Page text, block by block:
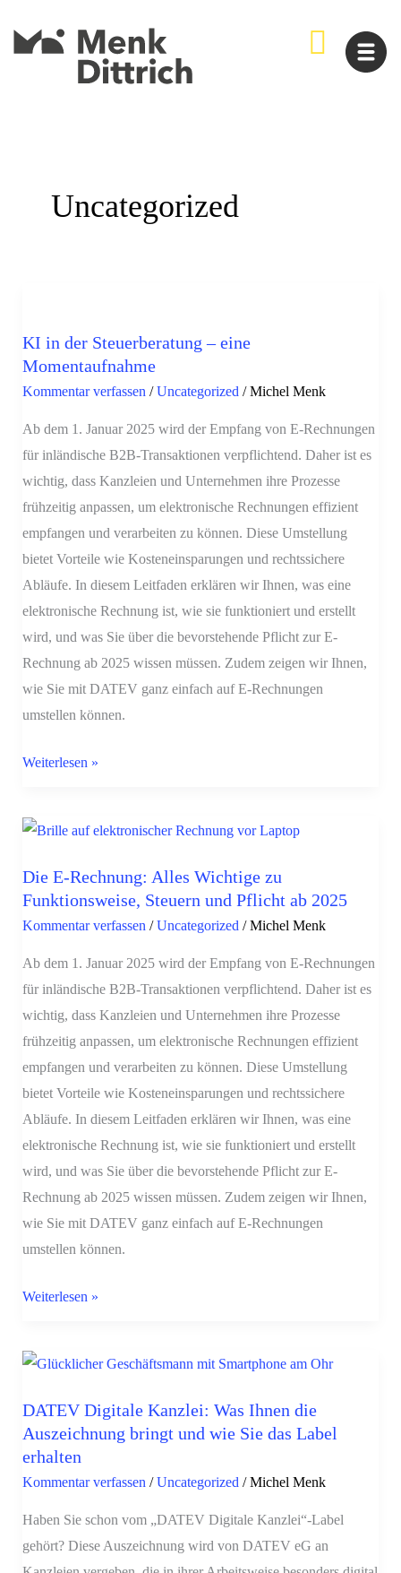
Inhalt
Uncategorized
KI in der Steuerberatung – eine
Momentaufnahme
Kommentar verfassen /Uncategorized /Michel Menk
Ab dem 1. Januar 2025 wird der Empfang von E-Rechnungen
für inländische B2B-Transaktionen verpflichtend. Daher ist es
wichtig, dass Kanzleien und Unternehmen ihre Prozesse
frühzeitig anpassen, um elektronische Rechnungen effizient
empfangen und verarbeiten zu können. Diese Umstellung
bietet Vorteile wie Kosteneinsparungen und rechtssichere
Abläufe. In diesem Leitfaden erklären wir Ihnen, was eine
elektronische Rechnung ist, wie sie funktioniert und erstellt
wird, und was Sie über die bevorstehende Pflicht zur E-
Rechnung ab 2025 wissen müssen. Zudem zeigen wir Ihnen,
wie Sie mit DATEV ganz einfach auf E-Rechnungen
umstellen können.
der
Steuerberatung
–
eine
Momentaufnahme
Weiterlesen »
Die E-Rechnung: Alles Wichtige zu
Funktionsweise, Steuern und Pflicht ab 2025
Kommentar verfassen /Uncategorized /Michel Menk
Ab dem 1. Januar 2025 wird der Empfang von E-Rechnungen
für inländische B2B-Transaktionen verpflichtend. Daher ist es
wichtig, dass Kanzleien und Unternehmen ihre Prozesse
frühzeitig anpassen, um elektronische Rechnungen effizient
empfangen und verarbeiten zu können. Diese Umstellung
bietet Vorteile wie Kosteneinsparungen und rechtssichere
Abläufe. In diesem Leitfaden erklären wir Ihnen, was eine
elektronische Rechnung ist, wie sie funktioniert und erstellt
wird, und was Sie über die bevorstehende Pflicht zur E-
Rechnung ab 2025 wissen müssen. Zudem zeigen wir Ihnen,
wie Sie mit DATEV ganz einfach auf E-Rechnungen
umstellen können.
Die
Rechnung:
Alles
Wichtige
zu
Funktionsweise,
Steuern
und
Pflicht
ab
2025
Weiterlesen »
DATEV Digitale Kanzlei: Was Ihnen die
Auszeichnung bringt und wie Sie das Label
erhalten
Kommentar verfassen /Uncategorized/Michel Menk
Haben Sie schon vom „DATEV Digitale Kanzlei“-Label
gehört? Diese Auszeichnung wird von DATEV eG an
DATEV
Kanzlei:
Was
Ihnen
die
Auszeichnung
bringt
und